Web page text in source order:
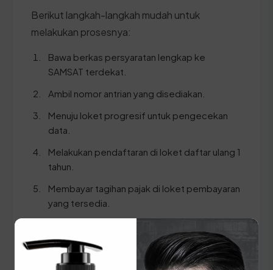
Berikut langkah-langkah mudah untuk
melakukan prosesnya:
Bawa berkas persyaratan lengkap ke
SAMSAT terdekat.
Ambil nomor antrian yang disediakan.
Menuju loket progresif untuk pengecekan
data.
Melakukan pendaftaran di loket daftar ulang 1
tahun.
Membayar tagihan pajak di loket pembayaran
yang tersedia.
disahkan.